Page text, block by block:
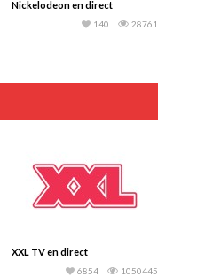
Nickelodeon en direct
28761
140
XXL TV en direct
1050445
6854